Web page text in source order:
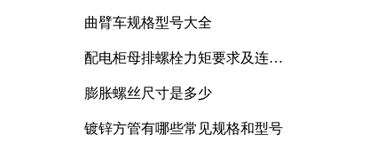
曲臂车规格型号大全
配电柜母排螺栓力矩要求及连接
膨胀螺丝尺寸是多少
镀锌方管有哪些常见规格和型号